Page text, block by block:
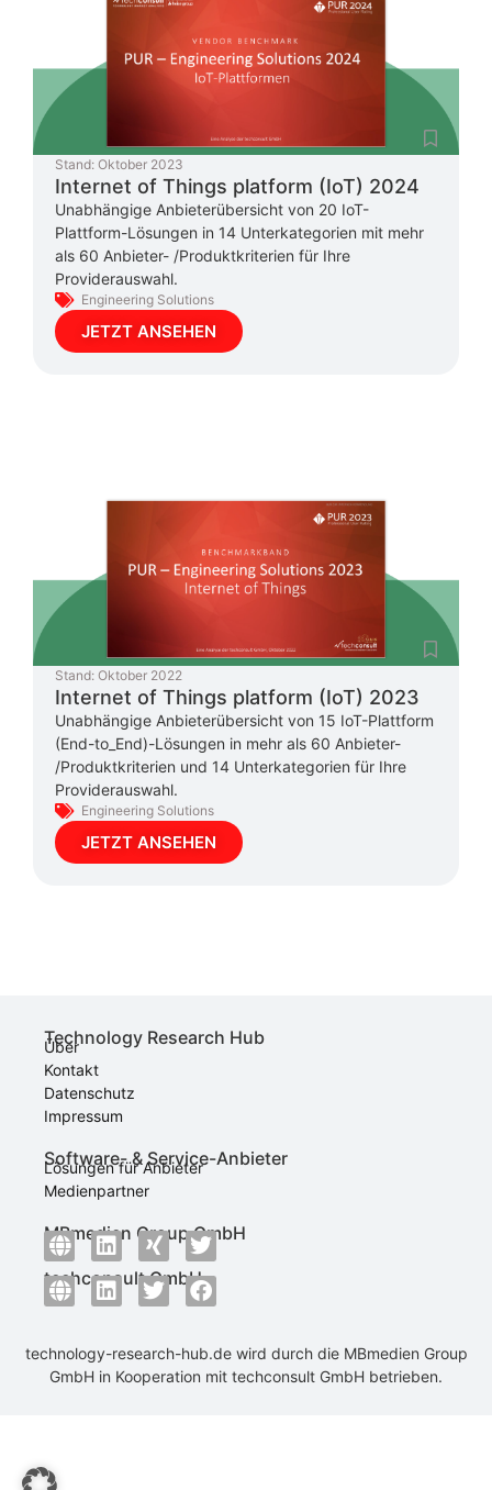
Stand: Oktober 2023
Internet of Things platform (IoT) 2024
Unabhängige Anbieterübersicht von 20 IoT-
Plattform-Lösungen in 14 Unterkategorien mit mehr
als 60 Anbieter- /Produktkriterien für Ihre
Providerauswahl.
Engineering Solutions
JETZT ANSEHEN
Stand: Oktober 2022
Internet of Things platform (IoT) 2023
Unabhängige Anbieterübersicht von 15 IoT-Plattform
(End-to_End)-Lösungen in mehr als 60 Anbieter-
/Produktkriterien und 14 Unterkategorien für Ihre
Providerauswahl.
Engineering Solutions
JETZT ANSEHEN
Technology Research Hub
Über
Kontakt
Datenschutz
Impressum
Software- & Service-Anbieter
Lösungen für Anbieter
Medienpartner
MBmedien Group GmbH
techconsult GmbH
technology-research-hub.de wird durch die MBmedien Group
GmbH in Kooperation mit techconsult GmbH betrieben.